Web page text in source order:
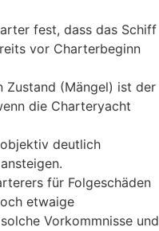
fest, dass das Schiff
vor Charterbeginn
Zustand (Mängel) ist der
die Charteryacht
deutlich
für Folgeschäden
etwaige
Vorkommnisse und